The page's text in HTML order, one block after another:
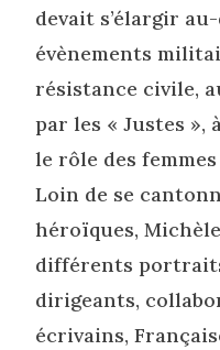
devait s’élargir
évènements
résistance civile,
par les « Justes »,
le rôle des
Loin de se
héroïques,
différents
dirigeants,
écrivains,